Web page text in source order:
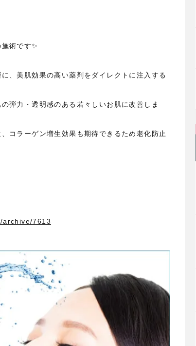
術です✨
、美肌効果の高い薬剤をダイレクトに注入する
弾力・透明感のある若々しいお肌に改善しま
コラーゲン増生効果も期待できるため老化防止
7613